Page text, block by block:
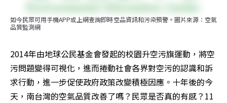
如今民眾可用手機APP或上網查詢即時空品資訊和污染預警。圖片來源：空氣
品質監測網
2014年由地球公民基金會發起的校園升空污旗運動，將空
污問題變得可視化，進而捲動社會各界對空污的認識和訴
求行動，進一步促使政府政策改變積極因應。十年後的今
天，南台灣的空氣品質改善了嗎？民眾是否真的有感？11